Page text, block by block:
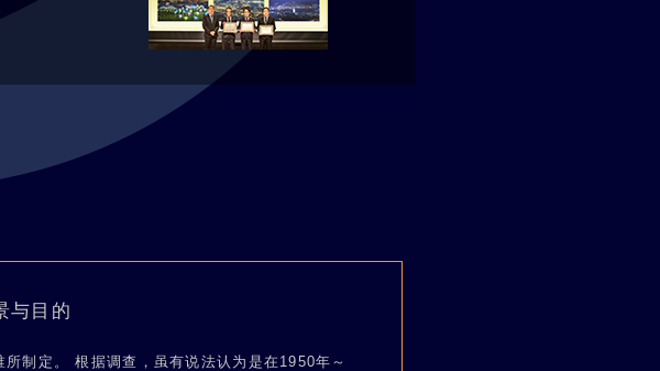
与目的
制定。 根据调查，虽有说法认为是在1950年～